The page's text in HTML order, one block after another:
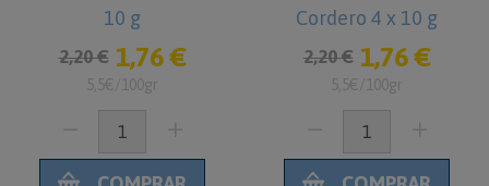
10 g
2,20 € 1,76 €
5,5€/100gr
Cordero 4 x 10 g
2,20 € 1,76 €
5,5€/100gr